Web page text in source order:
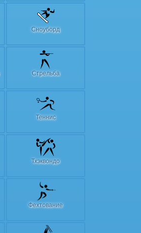
Сноуборд
Стрельба
Теннис
Тхэквондо
Фехтование